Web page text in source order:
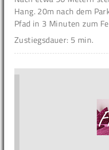
Hang. 20m nach dem
Pfad in 3 Minuten zum
Zustiegsdauer: 5 min.